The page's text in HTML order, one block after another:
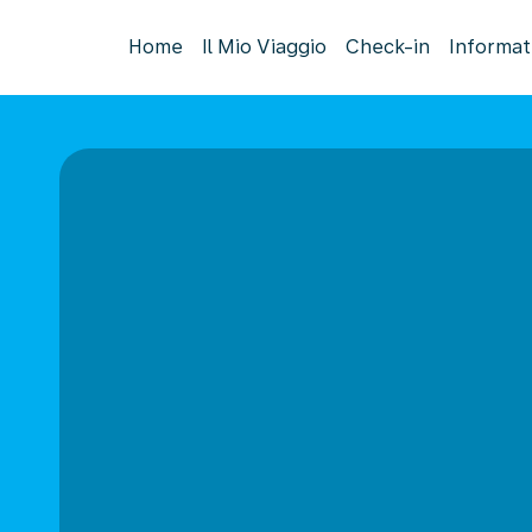
Home Il Mio Viaggio Check-in